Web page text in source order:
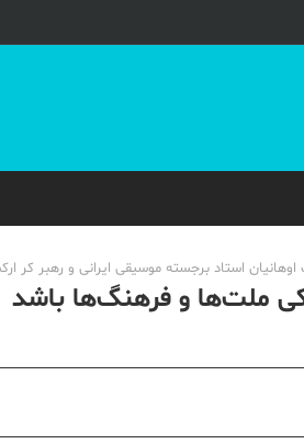
استاد برجسته موسیقی ایرانی و رهبر
ملت‌ها و فرهنگ‌ها باشد